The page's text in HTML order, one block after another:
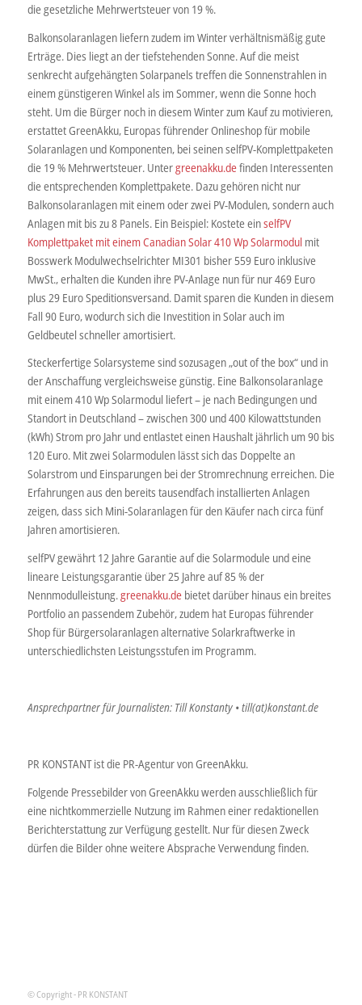
die gesetzliche Mehrwertsteuer von 19 %.
Balkonsolaranlagen liefern zudem im Winter verhältnismäßig gute
Erträge. Dies liegt an der tiefstehenden Sonne. Auf die meist
senkrecht aufgehängten Solarpanels treffen die Sonnenstrahlen in
einem günstigeren Winkel als im Sommer, wenn die Sonne hoch
steht. Um die Bürger noch in diesem Winter zum Kauf zu motivieren,
erstattet GreenAkku, Europas führender Onlineshop für mobile
Solaranlagen und Komponenten, bei seinen selfPV-Komplettpaketen
die 19 % Mehrwertsteuer. Untergreenakku.definden Interessenten
die entsprechenden Komplettpakete. Dazu gehören nicht nur
Balkonsolaranlagen mit einem oder zwei PV-Modulen, sondern auch
Anlagen mit bis zu 8 Panels. Ein Beispiel: Kostete einselfPV
Komplettpaket mit einem Canadian Solar 410 Wp Solarmodulmit
Bosswerk Modulwechselrichter MI301 bisher 559 Euro inklusive
MwSt., erhalten die Kunden ihre PV-Anlage nun für nur 469 Euro
plus 29 Euro Speditionsversand. Damit sparen die Kunden in diesem
Fall 90 Euro, wodurch sich die Investition in Solar auch im
Geldbeutel schneller amortisiert.
Steckerfertige Solarsysteme sind sozusagen „out of the box“ und in
der Anschaffung vergleichsweise günstig. Eine Balkonsolaranlage
mit einem 410 Wp Solarmodul liefert – je nach Bedingungen und
Standort in Deutschland – zwischen 300 und 400 Kilowattstunden
(kWh) Strom pro Jahr und entlastet einen Haushalt jährlich um 90 bis
120 Euro. Mit zwei Solarmodulen lässt sich das Doppelte an
Solarstrom und Einsparungen bei der Stromrechnung erreichen. Die
Erfahrungen aus den bereits tausendfach installierten Anlagen
zeigen, dass sich Mini-Solaranlagen für den Käufer nach circa fünf
Jahren amortisieren.
selfPV gewährt 12 Jahre Garantie auf die Solarmodule und eine
lineare Leistungsgarantie über 25 Jahre auf 85 % der
Nennmodulleistung.greenakku.debietet darüber hinaus ein breites
Portfolio an passendem Zubehör, zudem hat Europas führender
Shop für Bürgersolaranlagen alternative Solarkraftwerke in
unterschiedlichsten Leistungsstufen im Programm.
Ansprechpartner für Journalisten: Till Konstanty • till(at)konstant.de
PR KONSTANT ist die PR-Agentur von GreenAkku.
Folgende Pressebilder von GreenAkku werden ausschließlich für
eine nichtkommerzielle Nutzung im Rahmen einer redaktionellen
Berichterstattung zur Verfügung gestellt. Nur für diesen Zweck
dürfen die Bilder ohne weitere Absprache Verwendung finden.
© Copyright - PR KONSTANT